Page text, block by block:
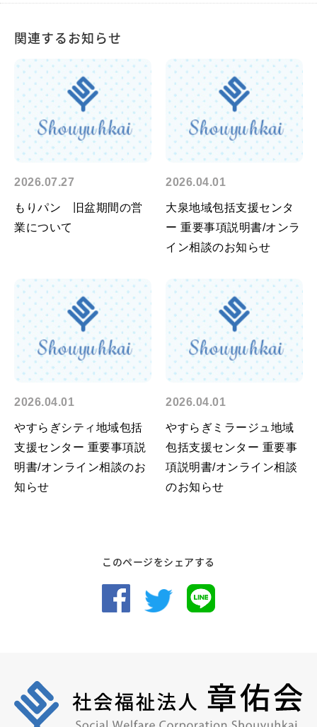
関連するお知らせ
2026.07.27
もりパン 旧盆期間の営
業について
2026.04.01
大泉地域包括支援センタ
ー 重要事項説明書/オンラ
イン相談のお知らせ
2026.04.01
やすらぎシティ地域包括
支援センター 重要事項説
明書/オンライン相談のお
知らせ
2026.04.01
やすらぎミラージュ地域
包括支援センター 重要事
項説明書/オンライン相談
のお知らせ
このページをシェアする